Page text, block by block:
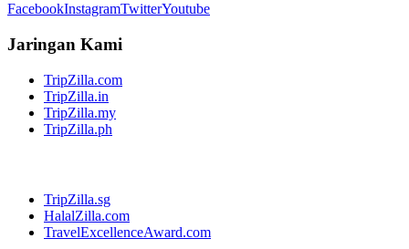
FacebookInstagramTwitterYoutube
Jaringan Kami
TripZilla.com
TripZilla.in
TripZilla.my
TripZilla.ph
TripZilla.sg
HalalZilla.com
TravelExcellenceAward.com